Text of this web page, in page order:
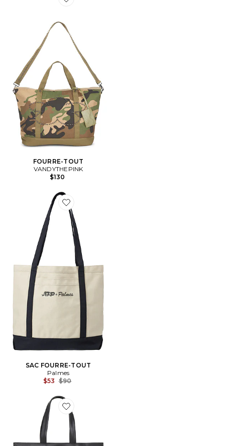
Favorite FOURRE-TOUT
FOURRE-TOUT
VANDYTHEPINK
$130
Favorite SAC FOURRE-TOUT
SAC FOURRE-TOUT
Palmes
$53 Previous price:
$90
Favorite SAC LINUS